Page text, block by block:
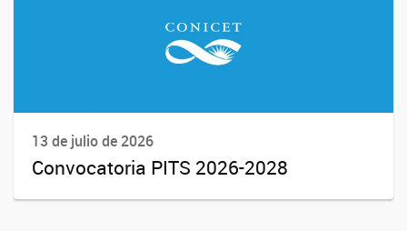
13 de julio de 2026
Convocatoria PITS 2026-2028